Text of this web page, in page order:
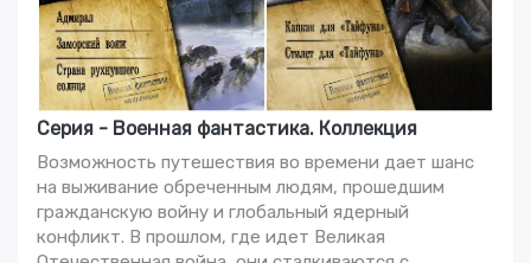
Серия - Военная фантастика. Коллекция
Возможность путешествия во времени дает шанс
на выживание обреченным людям, прошедшим
гражданскую войну и глобальный ядерный
конфликт. В прошлом, где идет Великая